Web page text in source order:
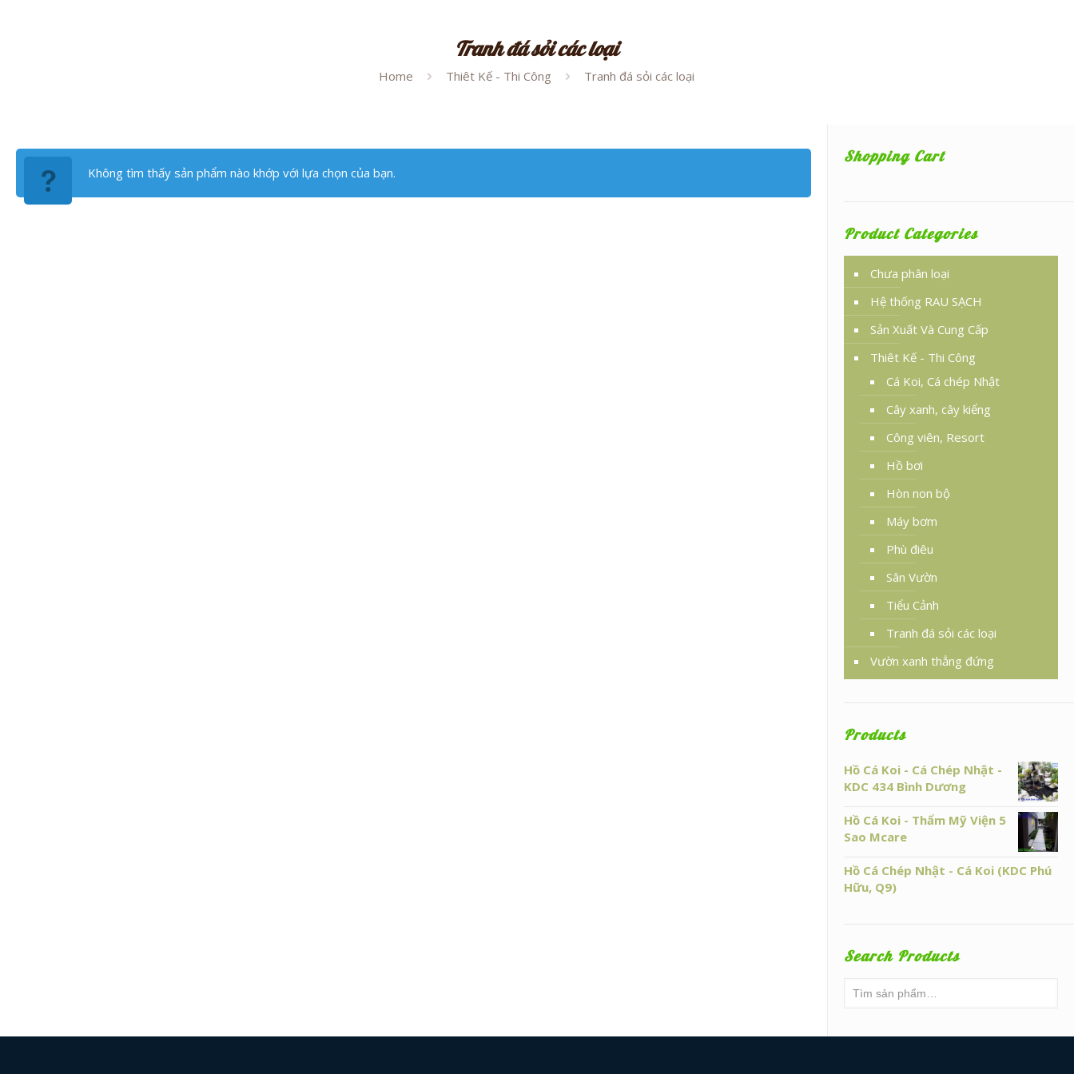
Tranh đá sỏi các loại
Home Thiêt Kế - Thi Công Tranh đá sỏi các loại
Không tìm thấy sản phẩm nào khớp với lựa chọn của bạn.
Shopping Cart
Product Categories
Chưa phân loại
Hệ thống RAU SẠCH
Sản Xuất Và Cung Cấp
Thiêt Kế - Thi Công
Cá Koi, Cá chép Nhật
Cây xanh, cây kiểng
Công viên, Resort
Hồ bơi
Hòn non bộ
Máy bơm
Phù điêu
Sân Vườn
Tiểu Cảnh
Tranh đá sỏi các loại
Vườn xanh thẳng đứng
Products
Hồ Cá Koi - Cá Chép Nhật -
KDC 434 Bình Dương
Hồ Cá Koi - Thẩm Mỹ Viện 5
Sao Mcare
Hồ Cá Chép Nhật - Cá Koi (KDC Phú
Hữu, Q9)
Search Products